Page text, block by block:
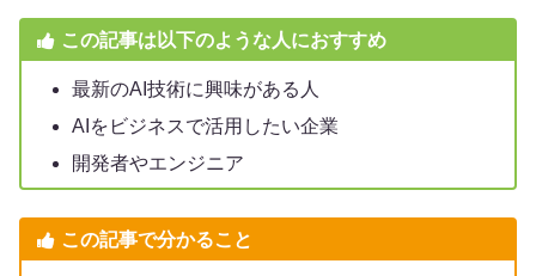
この記事は以下のような人におすすめ
最新のAI技術に興味がある人
AIをビジネスで活用したい企業
開発者やエンジニア
この記事で分かること